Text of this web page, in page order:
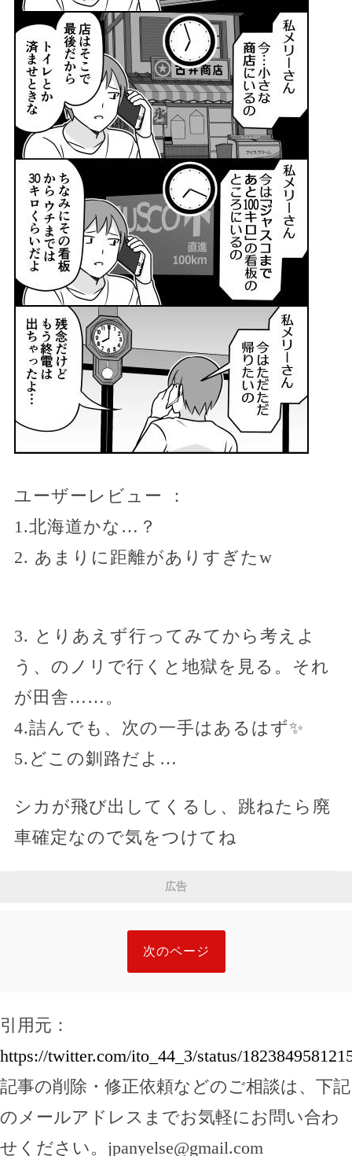
ユーザーレビュー ：
1.北海道かな…？
2. あまりに距離がありすぎたw
3. とりあえず行ってみてから考えよ
う、のノリで行くと地獄を見る。それ
が田舎……。
4.詰んでも、次の一手はあるはず✨
5.どこの釧路だよ…
シカが飛び出してくるし、跳ねたら廃
車確定なので気をつけてね
広告
次のページ
引用元：
https://twitter.com/ito_44_3/status/
記事の削除・修正依頼などのご相談は、下記
のメールアドレスまでお気軽にお問い合わ
せください。 jpanyelse@gmail.com